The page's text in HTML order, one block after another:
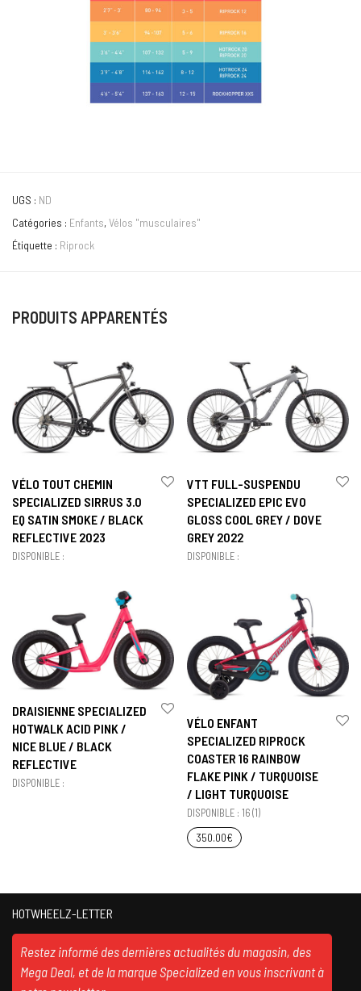
UGS : ND
Catégories : Enfants, Vélos "musculaires"
Étiquette : Riprock
PRODUITS APPARENTÉS
VÉLO TOUT CHEMIN
SPECIALIZED SIRRUS 3.0
EQ SATIN SMOKE / BLACK
REFLECTIVE 2023
DISPONIBLE :
VTT FULL-SUSPENDU
SPECIALIZED EPIC EVO
GLOSS COOL GREY / DOVE
GREY 2022
DISPONIBLE :
DRAISIENNE SPECIALIZED
HOTWALK ACID PINK /
NICE BLUE / BLACK
REFLECTIVE
DISPONIBLE :
VÉLO ENFANT
SPECIALIZED RIPROCK
COASTER 16 RAINBOW
FLAKE PINK / TURQUOISE
/ LIGHT TURQUOISE
DISPONIBLE : 16 (1)
350.00€
HOTWHEELZ-LETTER
Restez informé des dernières actualités du magasin, des
Mega Deal, et de la marque Specialized en vous inscrivant à